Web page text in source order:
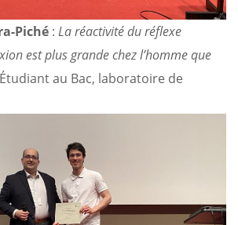
Piché : La réactivité du réflexe
est plus grande chez l’homme que
Étudiant au Bac, laboratoire de